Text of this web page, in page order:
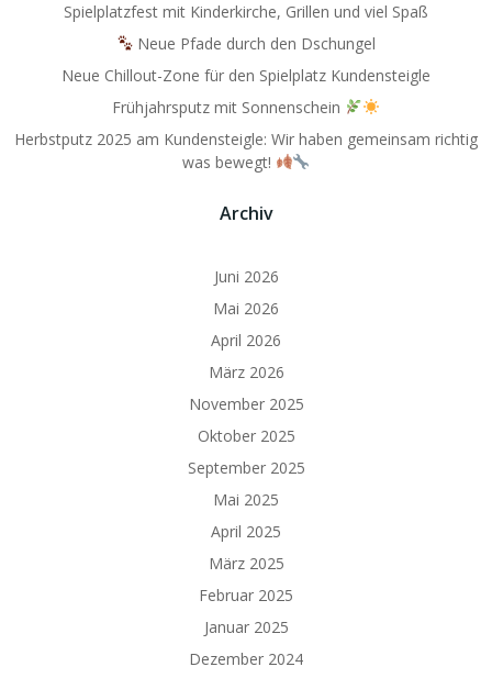
Spielplatzfest mit Kinderkirche, Grillen und viel Spaß
Neue Pfade durch den Dschungel
Neue Chillout-Zone für den Spielplatz Kundensteigle
Frühjahrsputz mit Sonnenschein
Herbstputz 2025 am Kundensteigle: Wir haben gemeinsam richtig
was bewegt!
Archiv
Juni 2026
Mai 2026
April 2026
März 2026
November 2025
Oktober 2025
September 2025
Mai 2025
April 2025
März 2025
Februar 2025
Januar 2025
Dezember 2024